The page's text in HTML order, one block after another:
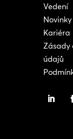
Vedení
Novinky
Kariéra
Zásady
údajů